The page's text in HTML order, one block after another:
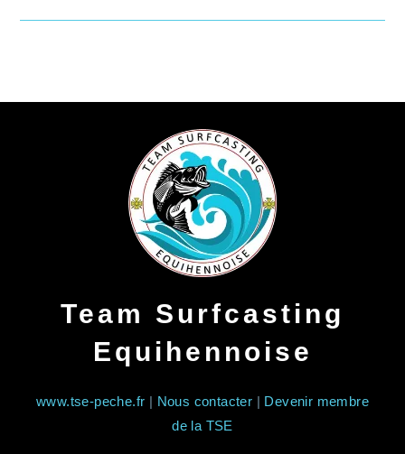
La
Team Surfcasting
Equihennoise
www.tse-peche.fr | Nous contacter | Devenir membre
de la TSE